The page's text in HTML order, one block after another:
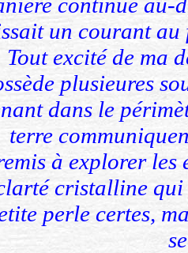
un courant au
Tout excité de ma
plusieures
dans le
terre
à explorer
cristalline qui
perle certes,